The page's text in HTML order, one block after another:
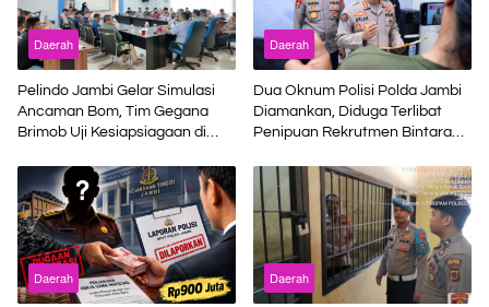
Daerah
Pelindo Jambi Gelar Simulasi
Ancaman Bom, Tim Gegana
Brimob Uji Kesiapsiagaan di
Daerah
Dua Oknum Polisi Polda Jambi
Diamankan, Diduga Terlibat
Penipuan Rekrutmen Bintara
Daerah Daerah